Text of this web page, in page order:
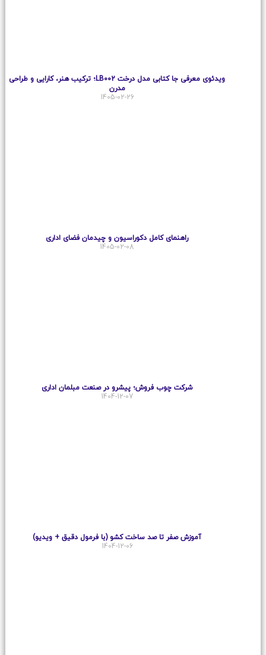
ویدئوی معرفی جا کتابی مدل درخت LB002؛ ترکیب هنر، کارایی و طراحی
مدرن
1405-02-26
راهنمای کامل دکوراسیون و چیدمان فضای اداری
1405-02-08
شرکت چوب فروش؛ پیشرو در صنعت مبلمان اداری
1404-12-07
آموزش صفر تا صد ساخت کشو (با فرمول دقیق + ویدیو)
1404-12-06